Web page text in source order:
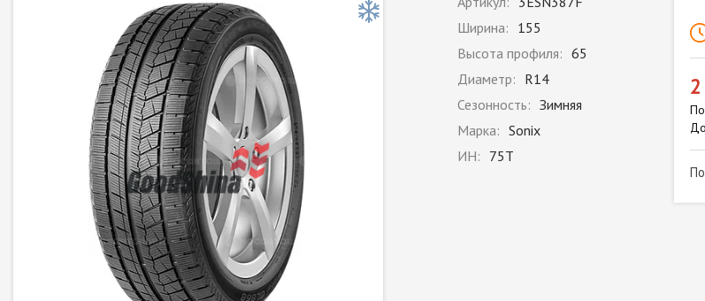
Ширина: 155
Высота профиля: 65
Диаметр: R14
Сезонность: Зимняя
Марка: Sonix
ИН: 75T